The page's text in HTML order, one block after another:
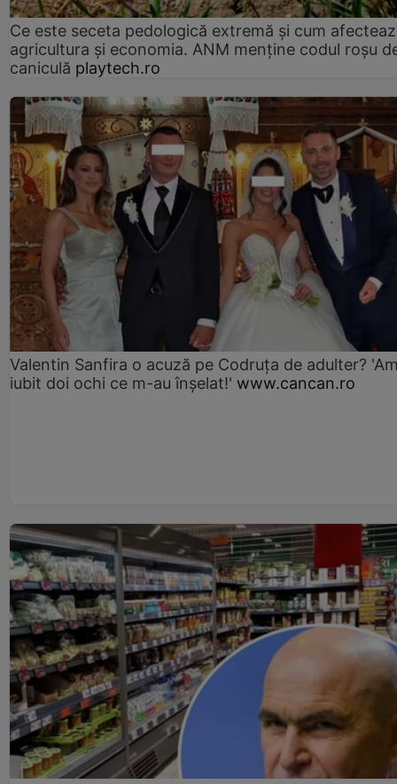
Ce este seceta pedologică extremă și cum
agricultura și economia. ANM menține codul roșu
caniculă playtech.ro
Valentin Sanfira o acuză pe Codruța de adulter?
iubit doi ochi ce m-au înșelat!' www.cancan.ro